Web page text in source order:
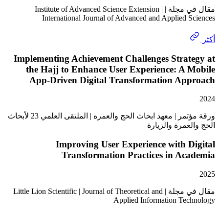
مقال في مجلة | Institute of Advanced Science Extension |
International Journal of Advanced and Applied
Implementing Achievement Challenges
the Hajj to Enhance User Experience: A
App-Driven Digital Transformation
ورقة مؤتمر | معهد ابحاث الحج والعمره | الملتقى العلمي 23 لأبحاث
والزيارة
Improving User Experience with
Transformation Practices in
مقال في مجلة | Little Lion Scientific | Journal of Theoretical and
Applied Information